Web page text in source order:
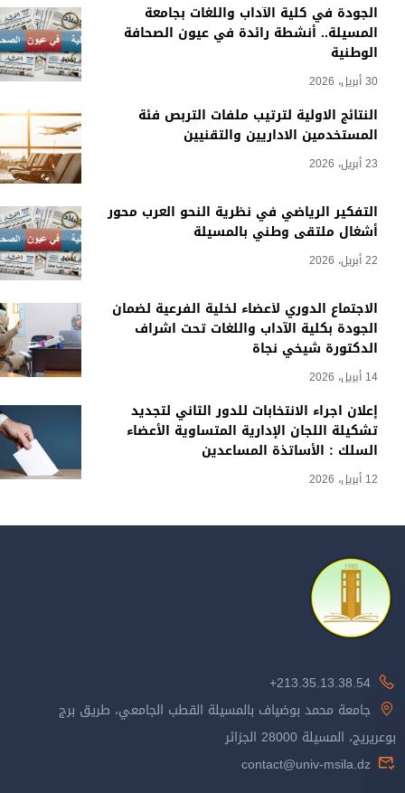
الجودة في كلية الآداب واللغات بجامعة
المسيلة.. أنشطة رائدة في عيون الصحافة
الوطنية
30 أبريل، 2026
النتائج الاولية لترتيب ملفات التربص فئة
المستخدمين الاداريين والتقنيين
23 أبريل، 2026
التفكير الرياضي في نظرية النحو العرب محور
أشغال ملتقى وطني بالمسيلة
22 أبريل، 2026
الاجتماع الدوري لأعضاء لخلية الفرعية لضمان
الجودة بكلية الآداب واللغات تحت اشراف
الدكتورة شيخي نجاة
14 أبريل، 2026
إعلان اجراء الانتخابات للدور الثاني لتجديد
تشكيلة اللجان الإدارية المتساوية الأعضاء
السلك : الأساتذة المساعدين
12 أبريل، 2026
213.35.13.38.54+
جامعة محمد بوضياف بالمسيلة القطب الجامعي، طريق برج
بوعريريج، المسيلة 28000 الجزائر
contact@univ-msila.dz